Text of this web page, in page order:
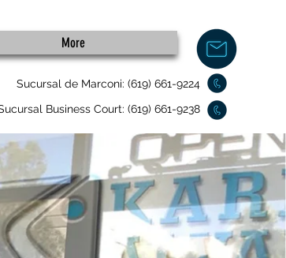
More
Sucursal de Marconi: (619) 661-9224
Business Court: (619) 661-9238